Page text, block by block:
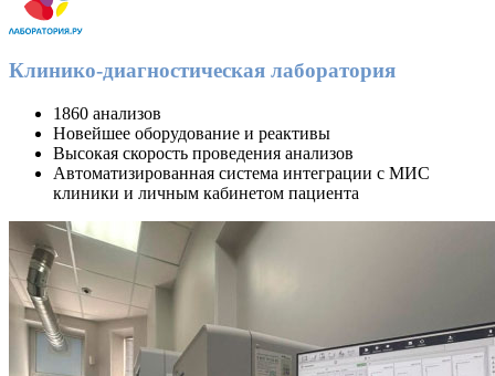
Клинико-диагностическая лаборатория
1860 анализов
Новейшее оборудование и реактивы
Высокая скорость проведения анализов
Автоматизированная система интеграции с МИС
клиники и личным кабинетом пациента